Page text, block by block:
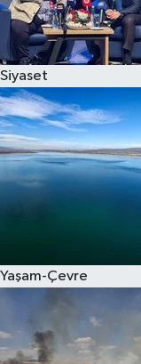
Siyaset
Yaşam-Çevre
Spor
Çocuk
Eğitim
Kim kimdir?
Kültür Sanat